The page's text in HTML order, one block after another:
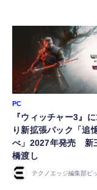
PC
『ウィッチャー3』
り新拡張パック「追
べ」2027年発売 新
橋渡し
テクノエッジ編集部ピ